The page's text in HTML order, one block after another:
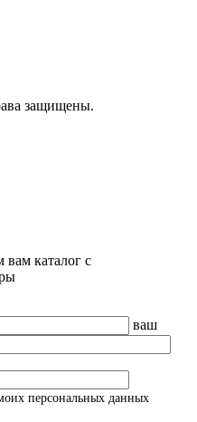
защищены.
каталог с
ваш
персональных данных